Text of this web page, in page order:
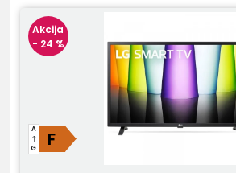
Akcija
- 24 %
A
G F